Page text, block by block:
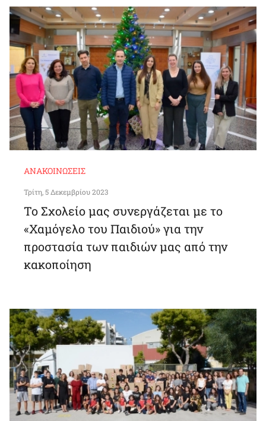
ΑΝΑΚΟΙΝΏΣΕΙΣ
Τρίτη, 5 Δεκεμβρίου 2023
Το Σχολείο μας συνεργάζεται με το
«Χαμόγελο του Παιδιού» για την
προστασία των παιδιών μας από την
κακοποίηση